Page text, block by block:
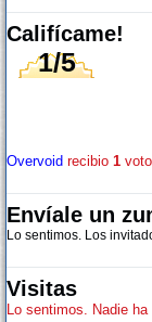
Califícame!
1/5
Overvoid recibio 1
Envíale un
Lo sentimos. Los
Visitas
Lo sentimos. Nadie